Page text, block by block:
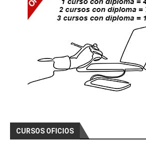
CURSOS OFICIOS